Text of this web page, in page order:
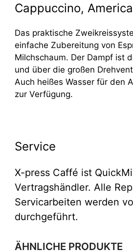
Cappuccino,
Das praktische
einfache Zubereitung von
Milchschaum. Der Dampf ist
und über die großen
Auch heißes Wasser für den
zur Verfügung.
Service
X-press Caffé ist
Vertragshändler. Alle
Servicarbeiten werden
durchgeführt.
ÄHNLICHE PRODUKTE